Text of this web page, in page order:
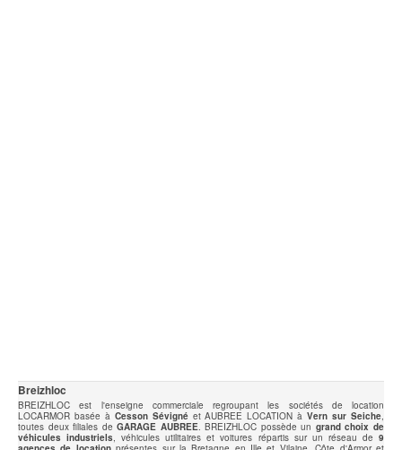
Breizhloc
BREIZHLOC est l'enseigne commerciale regroupant les sociétés de location
LOCARMOR basée à Cesson Sévignéet AUBREE LOCATION àVern sur Seiche,
toutes deux filiales deGARAGE AUBREE. BREIZHLOC possède un grand choix de
véhicules industriels, véhicules utilitaires et voitures répartis sur un réseau de9